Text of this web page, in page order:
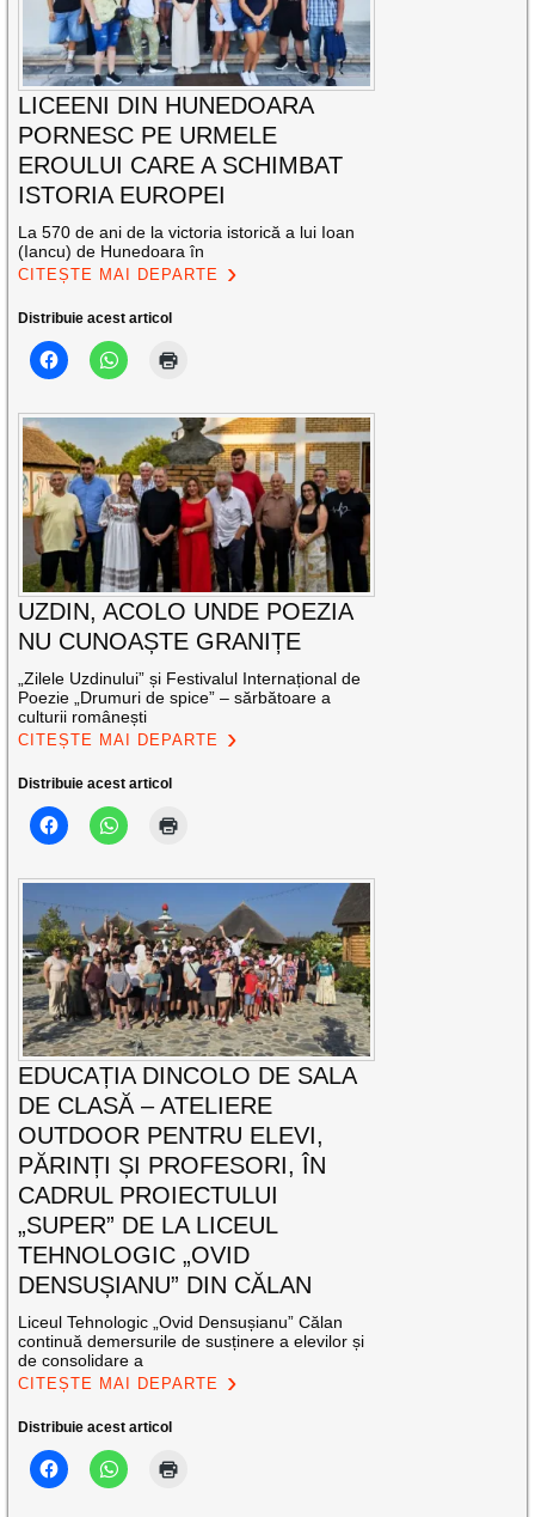
LICEENI DIN HUNEDOARA
PORNESC PE URMELE
EROULUI CARE A SCHIMBAT
ISTORIA EUROPEI
La 570 de ani de la victoria istorică a lui Ioan
(Iancu) de Hunedoara în
CITEȘTE MAI DEPARTE
Distribuie acest articol
UZDIN, ACOLO UNDE POEZIA
NU CUNOAȘTE GRANIȚE
„Zilele Uzdinului” și Festivalul Internațional de
Poezie „Drumuri de spice” – sărbătoare a
culturii românești
CITEȘTE MAI DEPARTE
Distribuie acest articol
EDUCAȚIA DINCOLO DE SALA
DE CLASĂ – ATELIERE
OUTDOOR PENTRU ELEVI,
PĂRINȚI ȘI PROFESORI, ÎN
CADRUL PROIECTULUI
„SUPER” DE LA LICEUL
TEHNOLOGIC „OVID
DENSUȘIANU” DIN CĂLAN
Liceul Tehnologic „Ovid Densușianu” Călan
continuă demersurile de susținere a elevilor și
de consolidare a
CITEȘTE MAI DEPARTE
Distribuie acest articol